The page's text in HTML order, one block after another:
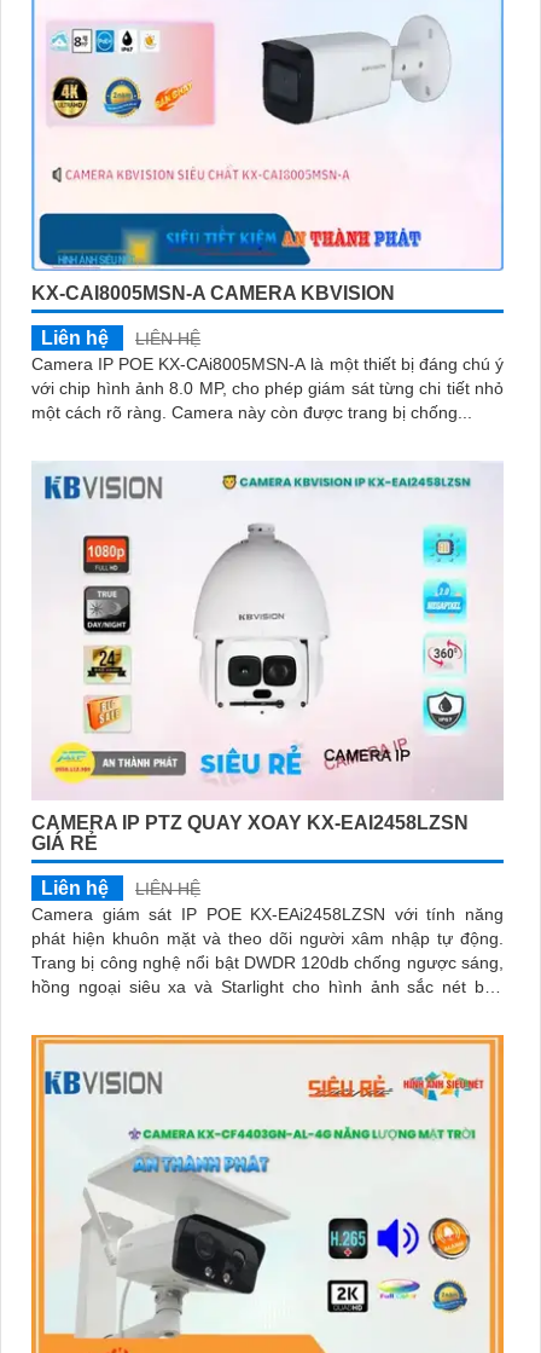
KX-CAI8005MSN-A CAMERA KBVISION
Liên hệ
LIÊN HỆ
Camera IP POE KX-CAi8005MSN-A là một thiết bị đáng chú ý
với chip hình ảnh 8.0 MP, cho phép giám sát từng chi tiết nhỏ
một cách rõ ràng. Camera này còn được trang bị chống...
CAMERA IP PTZ QUAY XOAY KX-EAI2458LZSN
GIÁ RẺ
Liên hệ
LIÊN HỆ
Camera giám sát IP POE KX-EAi2458LZSN với tính năng
phát hiện khuôn mặt và theo dõi người xâm nhập tự động.
Trang bị công nghệ nổi bật DWDR 120db chống ngược sáng,
hồng ngoại siêu xa và Starlight cho hình ảnh sắc nét ban